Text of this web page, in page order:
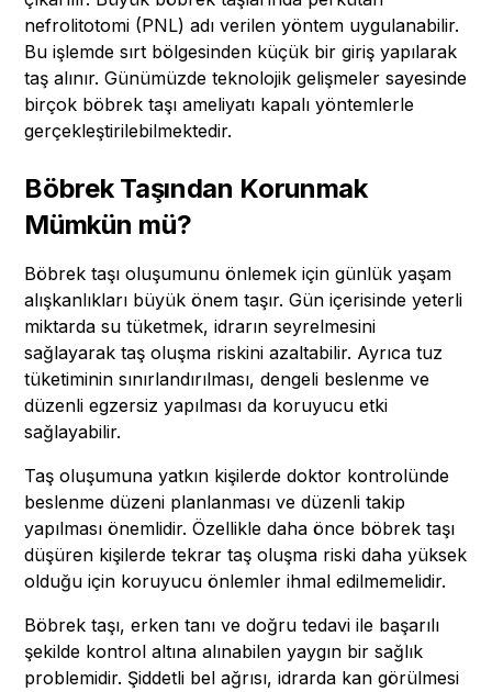
nefrolitotomi (PNL) adı verilen yöntem uygulanabilir.
Bu işlemde sırt bölgesinden küçük bir giriş yapılarak
taş alınır. Günümüzde teknolojik gelişmeler sayesinde
birçok böbrek taşı ameliyatı kapalı yöntemlerle
gerçekleştirilebilmektedir.
Böbrek Taşından Korunmak
Mümkün mü?
Böbrek taşı oluşumunu önlemek için günlük yaşam
alışkanlıkları büyük önem taşır. Gün içerisinde yeterli
miktarda su tüketmek, idrarın seyrelmesini
sağlayarak taş oluşma riskini azaltabilir. Ayrıca tuz
tüketiminin sınırlandırılması, dengeli beslenme ve
düzenli egzersiz yapılması da koruyucu etki
sağlayabilir.
Taş oluşumuna yatkın kişilerde doktor kontrolünde
beslenme düzeni planlanması ve düzenli takip
yapılması önemlidir. Özellikle daha önce böbrek taşı
düşüren kişilerde tekrar taş oluşma riski daha yüksek
olduğu için koruyucu önlemler ihmal edilmemelidir.
Böbrek taşı, erken tanı ve doğru tedavi ile başarılı
şekilde kontrol altına alınabilen yaygın bir sağlık
problemidir. Şiddetli bel ağrısı, idrarda kan görülmesi